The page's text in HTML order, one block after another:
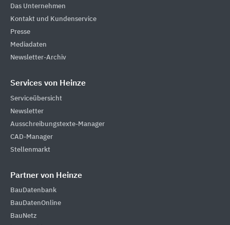
Das Unternehmen
Kontakt und Kundenservice
Presse
Mediadaten
Newsletter-Archiv
Services von Heinze
Serviceübersicht
Newsletter
Ausschreibungstexte-Manager
CAD-Manager
Stellenmarkt
Partner von Heinze
BauDatenbank
BauDatenOnline
BauNetz